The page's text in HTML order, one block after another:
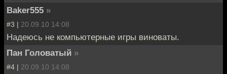
Baker555 »
#3 | 20.09.10 14:08
Надеюсь не компьютерные игры виноваты.
Пан Головатый »
#4 | 20.09.10 14:08